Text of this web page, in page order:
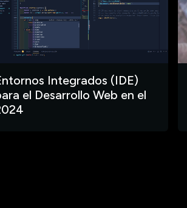
Integrados (IDE)
el Desarrollo Web en el